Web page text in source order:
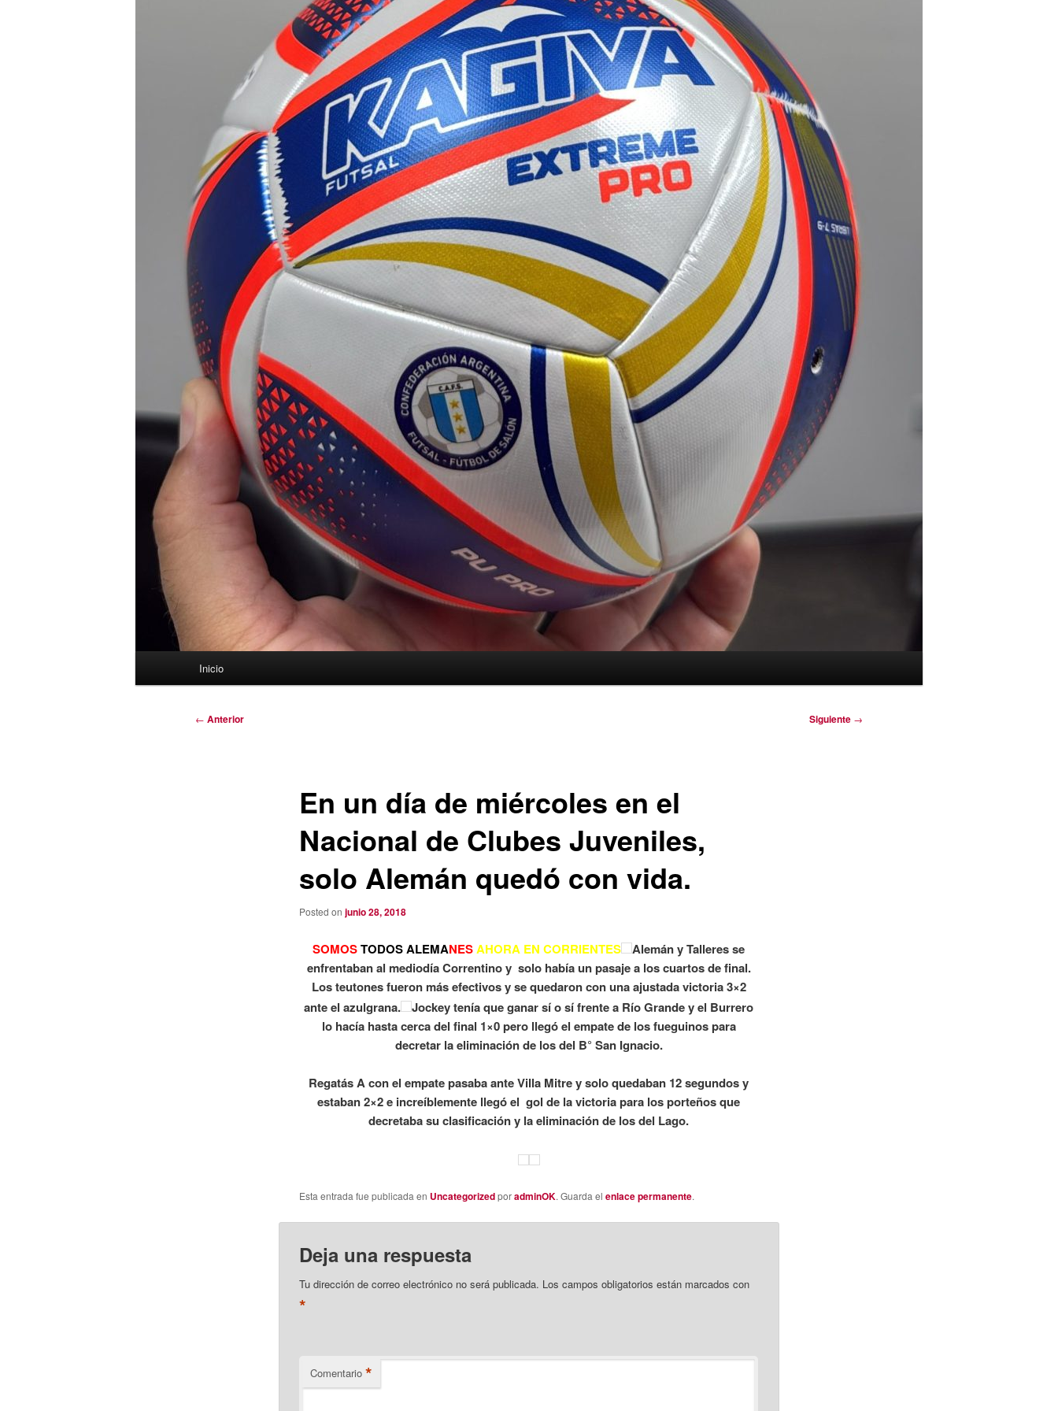
Inicio
Navegación
← Anterior Siguiente →
En un día de miércoles en el
Nacional de Clubes Juveniles,
solo Alemán quedó con vida.
Posted on junio 28, 2018
SOMOSTODOS ALEMANESAHORA EN CORRIENTES
Alemán y Talleres se
enfrentaban al mediodía Correntino y solo había un pasaje a los cuartos de final.
Los teutones fueron más efectivos y se quedaron con una ajustada victoria 3×2
ante el azulgrana.
Jockey tenía que ganar sí o sí frente a Río Grande y el Burrero
lo hacía hasta cerca del final 1×0 pero llegó el empate de los fueguinos para
decretar la eliminación de los del B° San Ignacio.
Regatás A con el empate pasaba ante Villa Mitre y solo quedaban 12 segundos y
estaban 2×2 e increíblemente llegó el gol de la victoria para los porteños que
decretaba su clasificación y la eliminación de los del Lago.
Esta entrada fue publicada en UncategorizedporadminOK. Guarda el enlace permanente.
Deja una respuesta
Tu dirección de correo electrónico no será publicada. Los campos obligatorios están marcados con
*
Comentario *